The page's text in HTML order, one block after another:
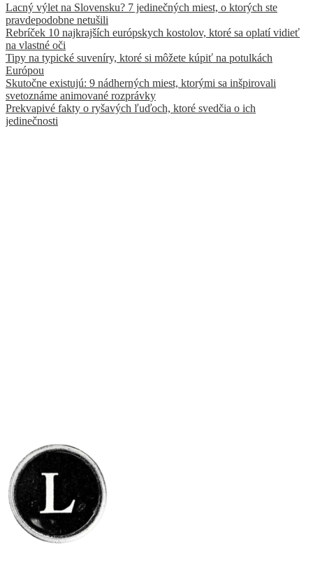
Lacný výlet na Slovensku? 7 jedinečných miest, o ktorých ste
pravdepodobne netušili
Rebríček 10 najkrajších európskych kostolov, ktoré sa oplatí vidieť
na vlastné oči
Tipy na typické suveníry, ktoré si môžete kúpiť na potulkách
Európou
Skutočne existujú: 9 nádherných miest, ktorými sa inšpirovali
svetoznáme animované rozprávky
Prekvapivé fakty o ryšavých ľuďoch, ktoré svedčia o ich
jedinečnosti